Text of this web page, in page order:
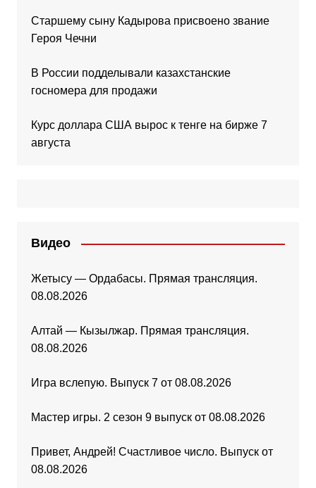
Старшему сыну Кадырова присвоено звание
Героя Чечни
В России подделывали казахстанские
госномера для продажи
Курс доллара США вырос к тенге на бирже 7
августа
Видео
Жетысу — Ордабасы. Прямая трансляция.
08.08.2026
Алтай — Кызылжар. Прямая трансляция.
08.08.2026
Игра вслепую. Выпуск 7 от 08.08.2026
Мастер игры. 2 сезон 9 выпуск от 08.08.2026
Привет, Андрей! Счастливое число. Выпуск от
08.08.2026